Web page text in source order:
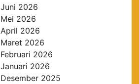
Juni 2026
Mei 2026
April 2026
Maret 2026
Februari 2026
Januari 2026
Desember 2025